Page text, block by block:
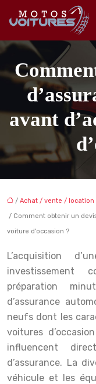
avant
/ Achat / vente / location
/ Comment obtenir un
voiture d’occasion ?
L’acquisition
investissement
préparation
d’assurance
neufs dont les
voitures
influencent
d’assurance. La
véhicule et les